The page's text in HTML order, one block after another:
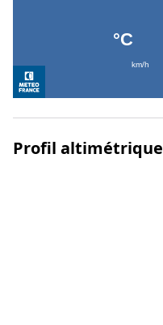
Profil altimétrique